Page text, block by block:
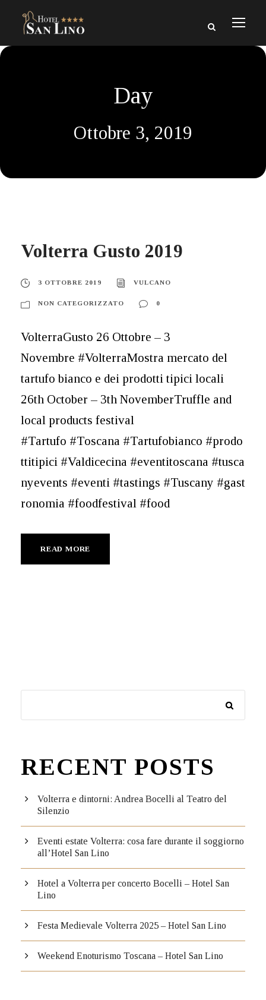
Day
Ottobre 3, 2019
Volterra Gusto 2019
3 OTTOBRE 2019 VULCANO
NON CATEGORIZZATO 0
VolterraGusto 26 Ottobre – 3
Novembre #VolterraMostra mercato del
tartufo bianco e dei prodotti tipici locali
26th October – 3th NovemberTruffle and
local products festival
#Tartufo #Toscana #Tartufobianco #prodo
ttitipici #Valdicecina #eventitoscana #tusca
nyevents #eventi #tastings #Tuscany #gast
ronomia #foodfestival #food
READ MORE
RECENT POSTS
Volterra e dintorni: Andrea Bocelli al Teatro del
Silenzio
Eventi estate Volterra: cosa fare durante il soggiorno
all’Hotel San Lino
Hotel a Volterra per concerto Bocelli – Hotel San
Lino
Festa Medievale Volterra 2025 – Hotel San Lino
Weekend Enoturismo Toscana – Hotel San Lino